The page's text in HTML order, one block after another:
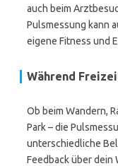
auch beim
Pulsmessung kann
eigene Fitness und
Während
Ob beim Wandern,
Park – die
unterschiedliche
Feedback über dein